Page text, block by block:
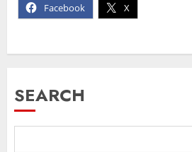
Facebook
X
SEARCH